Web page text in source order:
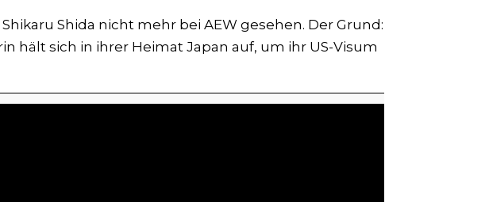
Shida nicht mehr bei AEW gesehen. Der Grund:
hält sich in ihrer Heimat Japan auf, um ihr US-Visum